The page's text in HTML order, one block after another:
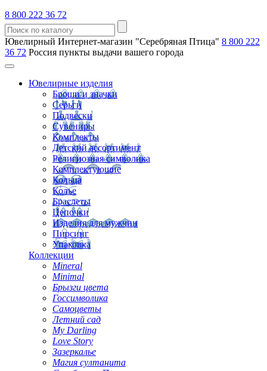
8 800 222 36 72
Ювелирный Интернет-магазин "Серебряная Птица" 8 800 222
36 72 Россия пункты выдачи вашего города
Ювелирные изделия
Броши и значки
Серьги
Подвески
Сувениры
Комплекты
Детский ассортимент
Религиозная символика
Комплектующие
Кольца
Колье
Браслеты
Цепочки
Изделия для мужчин
Пирсинг
Упаковка
Коллекции
Mineral
Minimal
Брызги цвета
Госсимволика
Самоцветы
Летний сад
My Darling
Love Story
Зазеркалье
Магия султанита